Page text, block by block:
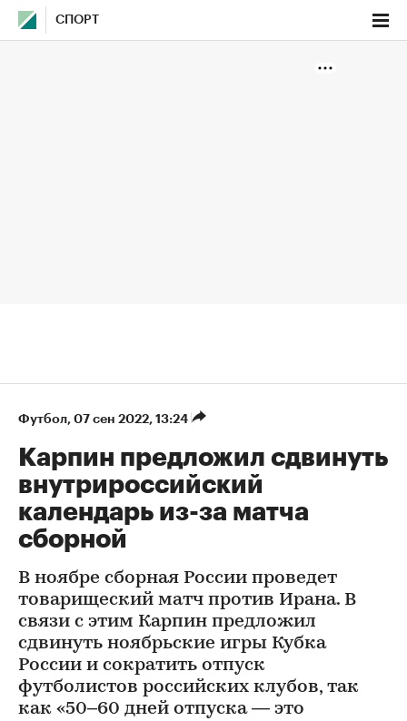
СПОРТ
Футбол⁠, 07 сен 2022, 13:24
Карпин предложил сдвинуть
внутрироссийский
календарь из-за матча
сборной
В ноябре сборная России проведет
товарищеский матч против Ирана. В
связи с этим Карпин предложил
сдвинуть ноябрьские игры Кубка
России и сократить отпуск
футболистов российских клубов, так
как «50–60 дней отпуска — это